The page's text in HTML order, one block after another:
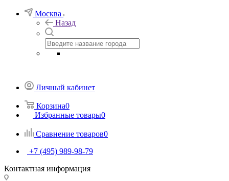
Москва
Назад
Личный кабинет
Корзина0
Избранные товары0
Сравнение товаров0
+7 (495) 989-98-79
Контактная информация